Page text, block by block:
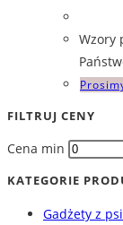
Wzory
FILTRUJ CENY
Cena min
KATEGORIE
Gadżety z